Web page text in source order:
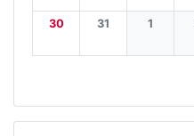
30 31 1